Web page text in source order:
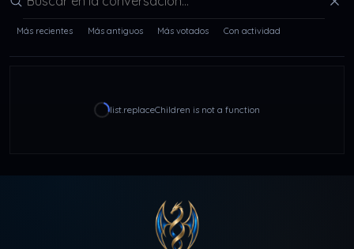
Buscar en la conversación
Más recientes Más antiguos Más votados Con actividad
list.replaceChildren is not a function